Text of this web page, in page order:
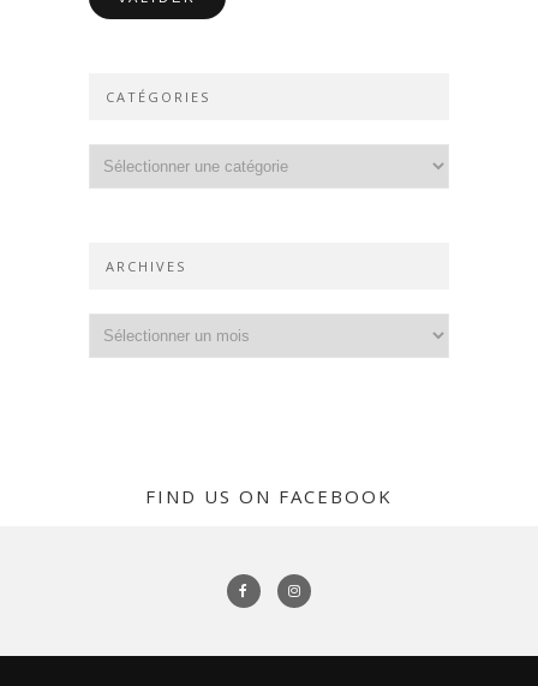
CATÉGORIES
Catégories
ARCHIVES
Archives
FIND US ON FACEBOOK